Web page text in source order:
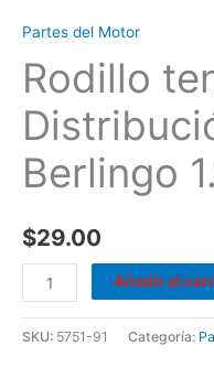
Partes del Motor
Rodillo
Berlingo
$29.00
Añadir al
SKU: 5751-91 Categoría: